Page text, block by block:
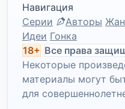
Навигация
Серии
Авторы
Идеи Гонка
18+ Все права
Некоторые
материалы могут
для